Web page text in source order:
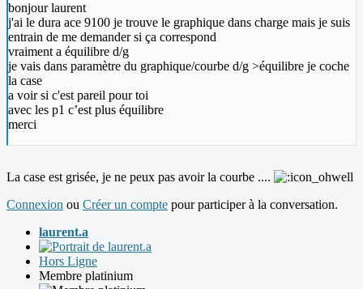
bonjour laurent
j'ai le dura ace 9100 je trouve le graphique dans charge mais je suis
entrain de me demander si ça correspond
vraiment a équilibre d/g
je vais dans paramètre du graphique/courbe d/g >équilibre je coche
la case
a voir si c'est pareil pour toi
avec les p1 c’est plus équilibre
merci
La case est grisée, je ne peux pas avoir la courbe ....
Connexion ou Créer un compte pour participer à la conversation.
laurent.a
Hors Ligne
Membre platinium